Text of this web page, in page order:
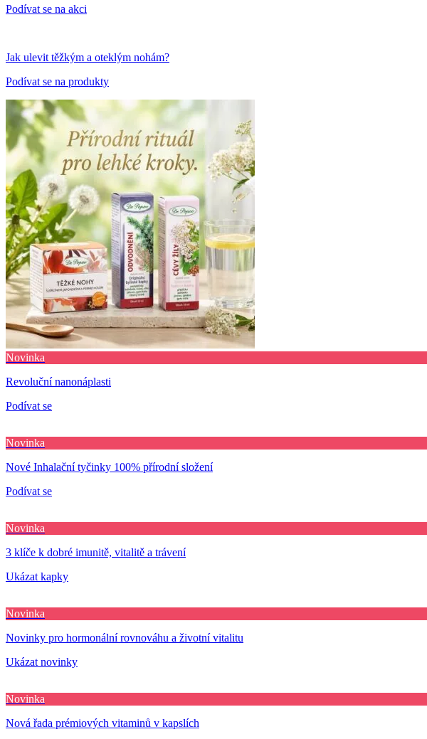
Podívat se na akci
Jak ulevit těžkým a oteklým nohám?
Podívat se na produkty
Novinka
Revoluční nanonáplasti
Podívat se
Novinka
Nové Inhalační tyčinky 100% přírodní složení
Podívat se
Novinka
3 klíče k dobré imunitě, vitalitě a trávení
Ukázat kapky
Novinka
Novinky pro hormonální rovnováhu a životní vitalitu
Ukázat novinky
Novinka
Nová řada prémiových vitaminů v kapslích